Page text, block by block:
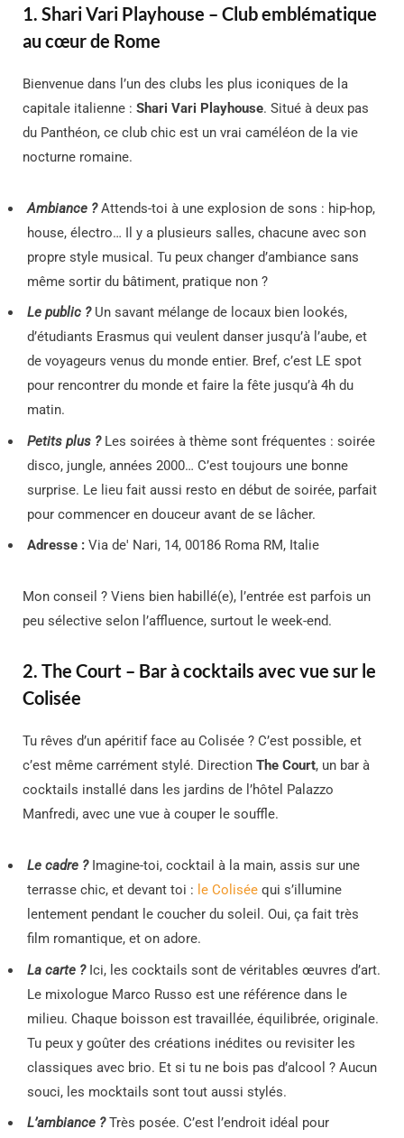
1. Shari Vari Playhouse – Club emblématique
au cœur de Rome
Bienvenue dans l’un des clubs les plus iconiques de la
capitale italienne : Shari Vari Playhouse. Situé à deux pas
du Panthéon, ce club chic est un vrai caméléon de la vie
nocturne romaine.
Ambiance ?Attends-toi à une explosion de sons : hip-hop,
house, électro… Il y a plusieurs salles, chacune avec son
propre style musical. Tu peux changer d’ambiance sans
même sortir du bâtiment, pratique non ?
Le public ?Un savant mélange de locaux bien lookés,
d’étudiants Erasmus qui veulent danser jusqu’à l’aube, et
de voyageurs venus du monde entier. Bref, c’est LE spot
pour rencontrer du monde et faire la fête jusqu’à 4h du
matin.
Petits plus ?Les soirées à thème sont fréquentes : soirée
disco, jungle, années 2000… C’est toujours une bonne
surprise. Le lieu fait aussi resto en début de soirée, parfait
pour commencer en douceur avant de se lâcher.
Adresse : Via de' Nari, 14, 00186 Roma RM, Italie
Mon conseil ? Viens bien habillé(e), l’entrée est parfois un
peu sélective selon l’affluence, surtout le week-end.
2. The Court – Bar à cocktails avec vue sur le
Colisée
Tu rêves d’un apéritif face au Colisée ? C’est possible, et
c’est même carrément stylé. Direction The Court, un bar à
cocktails installé dans les jardins de l’hôtel Palazzo
Manfredi, avec une vue à couper le souffle.
Le cadre ?Imagine-toi, cocktail à la main, assis sur une
terrasse chic, et devant toi : le Colisée qui s’illumine
lentement pendant le coucher du soleil. Oui, ça fait très
film romantique, et on adore.
La carte ?Ici, les cocktails sont de véritables œuvres d’art.
Le mixologue Marco Russo est une référence dans le
milieu. Chaque boisson est travaillée, équilibrée, originale.
Tu peux y goûter des créations inédites ou revisiter les
classiques avec brio. Et si tu ne bois pas d’alcool ? Aucun
souci, les mocktails sont tout aussi stylés.
L’ambiance ?Très posée. C’est l’endroit idéal pour